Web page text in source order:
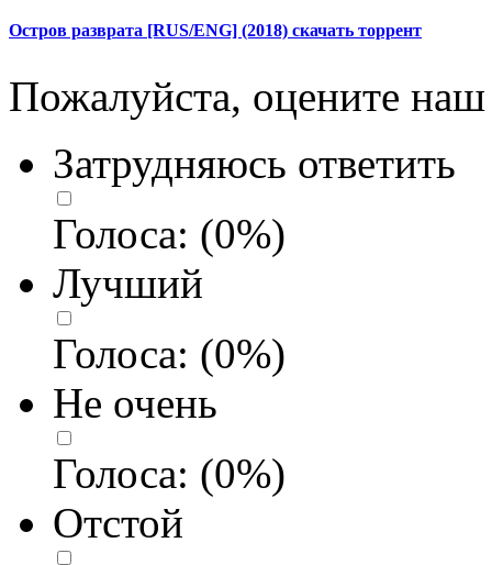
Остров разврата [RUS/ENG] (2018) скачать торрент
Пожалуйста, оцените наш
Затрудняюсь ответить
Голоса: (0%)
Лучший
Голоса: (0%)
Не очень
Голоса: (0%)
Отстой